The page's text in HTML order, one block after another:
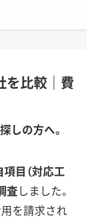
を比較｜費
しの方へ。
目（対応工
査しました。
を請求され